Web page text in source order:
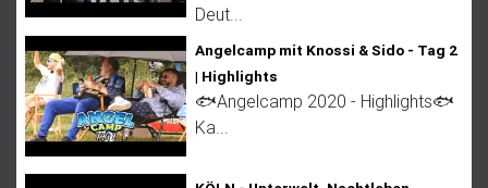
Deut...
Angelcamp mit Knossi & Sido - Tag 2
| Highlights
🐟Angelcamp 2020 - Highlights🐟
Ka...